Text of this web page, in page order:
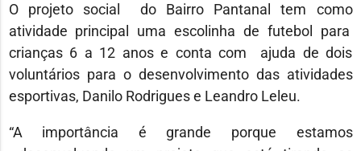
O projeto social do Bairro Pantanal tem como
atividade principal uma escolinha de futebol para
crianças 6 a 12 anos e conta com ajuda de dois
voluntários para o desenvolvimento das atividades
esportivas, Danilo Rodrigues e Leandro Leleu.
“A importância é grande porque estamos